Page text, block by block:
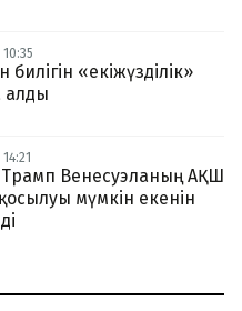
«екіжүзділік»
алды
Трамп Венесуэланың АҚШ
мүмкін екенін